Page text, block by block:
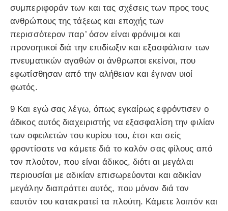
συμπεριφοράν των και τας σχέσεις των προς τους
ανθρώπους της τάξεως και εποχής των
περισσότερον παρ’ όσον είναι φρόνιμοι και
προνοητικοί διά την επιδίωξιν και εξασφάλισιν των
πνευματικών αγαθών οι άνθρωποι εκείνοι, που
εφωτίσθησαν από την αλήθειαν και έγιναν υιοί
φωτός.
9 Και εγώ σας λέγω, όπως εγκαίρως εφρόντισεν ο
άδικος αυτός διαχειριστής να εξασφαλίση την φιλίαν
των οφειλετών του κυρίου του, έτσι και σείς
φροντίσατε να κάμετε διά το καλόν σας φίλους από
τον πλούτον, που είναι άδικος, διότι αι μεγάλαι
περιουσίαι με αδικίαν επισωρεύονται και αδικίαν
μεγάλην διαπράττει αυτός, που μόνον διά τον
εαυτόν του κατακρατεί τα πλούτη. Κάμετε λοιπόν και